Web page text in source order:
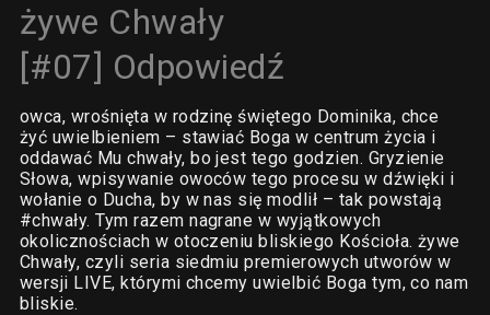
żywe Chwały
[#07] Odpowiedź
owca, wrośnięta w rodzinę świętego Dominika, chce
żyć uwielbieniem – stawiać Boga w centrum życia i
oddawać Mu chwały, bo jest tego godzien. Gryzienie
Słowa, wpisywanie owoców tego procesu w dźwięki i
wołanie o Ducha, by w nas się modlił – tak powstają
#chwały. Tym razem nagrane w wyjątkowych
okolicznościach w otoczeniu bliskiego Kościoła. żywe
Chwały, czyli seria siedmiu premierowych utworów w
wersji LIVE, którymi chcemy uwielbić Boga tym, co nam
bliskie.